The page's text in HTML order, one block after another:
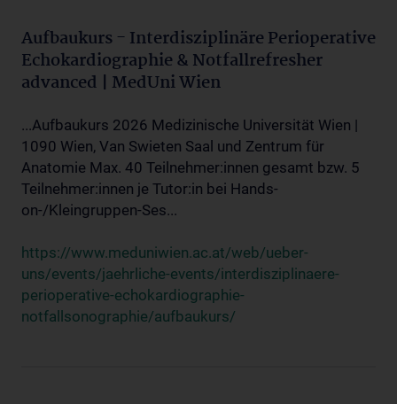
Aufbaukurs - Interdisziplinäre Perioperative
Echokardiographie & Notfallrefresher
advanced | MedUni Wien
...Aufbaukurs 2026 Medizinische Universität Wien |
1090 Wien, Van Swieten Saal und Zentrum für
Anatomie Max. 40 Teilnehmer:innen gesamt bzw. 5
Teilnehmer:innen je Tutor:in bei Hands-
on-/Kleingruppen-Ses...
https://www.meduniwien.ac.at/web/ueber-
uns/events/jaehrliche-events/interdisziplinaere-
perioperative-echokardiographie-
notfallsonographie/aufbaukurs/